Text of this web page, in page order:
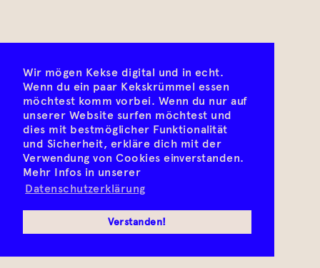
Wir mögen Kekse digital und in echt.
Wenn du ein paar Kekskrümmel essen
möchtest komm vorbei. Wenn du nur auf
unserer Website surfen möchtest und
dies mit bestmöglicher Funktionalität
und Sicherheit, erkläre dich mit der
Verwendung von Cookies einverstanden.
Mehr Infos in unserer
Datenschutzerklärung
Verstanden!